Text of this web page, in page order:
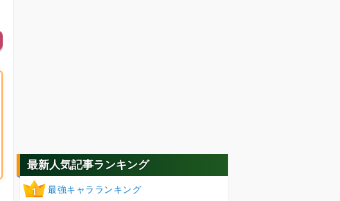
最新人気記事ランキング
1 最強キャラランキング